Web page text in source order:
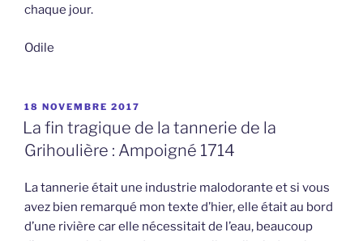
chaque jour.
Odile
PUBLIÉ
LE
18 NOVEMBRE 2017
La fin tragique de la tannerie de la
Grihoulière : Ampoigné 1714
La tannerie était une industrie malodorante et si vous
avez bien remarqué mon texte d’hier, elle était au bord
d’une rivière car elle nécessitait de l’eau, beaucoup